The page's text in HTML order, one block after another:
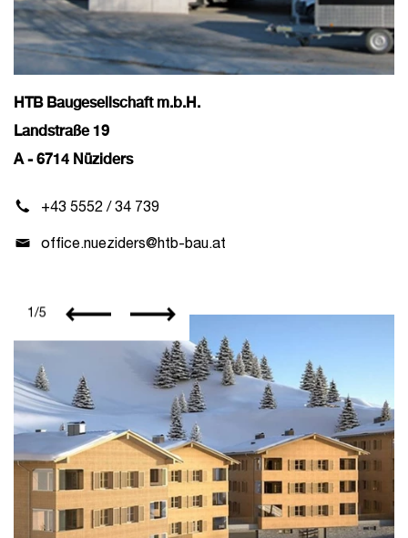
HTB Baugesellschaft m.b.H.
Landstraße 19
A - 6714 Nüziders
+43 5552 / 34 739
office.nueziders@htb-bau.at
1 /5